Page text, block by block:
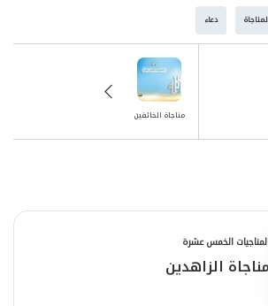
وَالْحُظْوَةِ عِنْدَكَ، يا
دعاء
مناجاة الخائفين
الخمس عشرة
مناجاة الزاهدين